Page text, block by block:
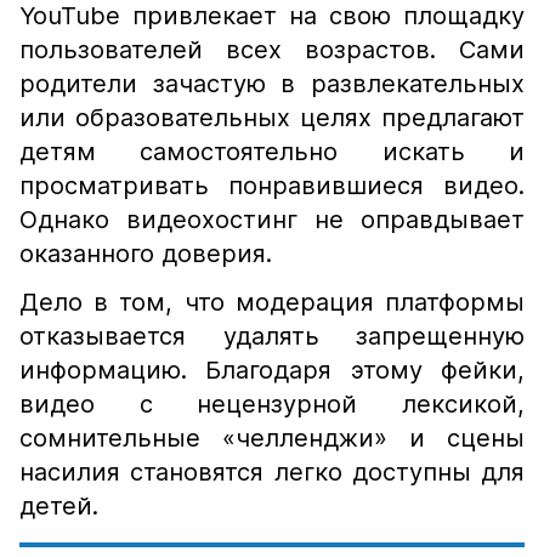
YouTube привлекает на свою площадку
пользователей всех возрастов. Сами
родители зачастую в развлекательных
или образовательных целях предлагают
детям самостоятельно искать и
просматривать понравившиеся видео.
Однако видеохостинг не оправдывает
оказанного доверия.
Дело в том, что модерация платформы
отказывается удалять запрещенную
информацию. Благодаря этому фейки,
видео с нецензурной лексикой,
сомнительные «челленджи» и сцены
насилия становятся легко доступны для
детей.